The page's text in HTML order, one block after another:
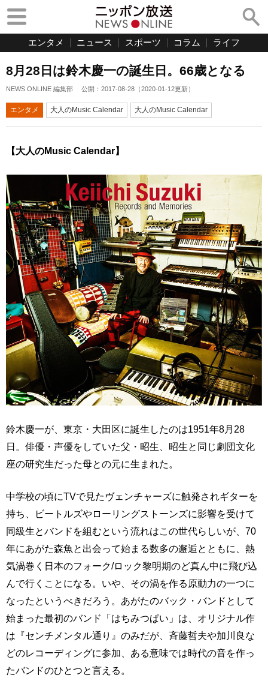
エンタメ ニュース スポーツ コラム ライフ
8月28日は鈴木慶一の誕生日。66歳となる
NEWS ONLINE 編集部 公開： 2017-08-28 （2020-01-12更新）
エンタメ 大人のMusic Calendar 大人のMusic Calendar
【大人のMusic Calendar】
鈴木慶一が、東京・大田区に誕生したのは1951年8月28
日。俳優・声優をしていた父・昭生、昭生と同じ劇団文化
座の研究生だった母との元に生まれた。
中学校の頃にTVで見たヴェンチャーズに触発されギターを
持ち、ビートルズやローリングストーンズに影響を受けて
同級生とバンドを組むという流れはこの世代らしいが、70
年にあがた森魚と出会って始まる数多の邂逅とともに、熱
気渦巻く日本のフォーク/ロック黎明期のど真ん中に飛び込
んで行くことになる。いや、その渦を作る原動力の一つに
なったというべきだろう。あがたのバック・バンドとして
始まった最初のバンド「はちみつぱい」は、オリジナル作
は『センチメンタル通り』のみだが、斉藤哲夫や加川良な
どのレコーディングに参加、ある意味では時代の音を作っ
たバンドのひとつと言える。